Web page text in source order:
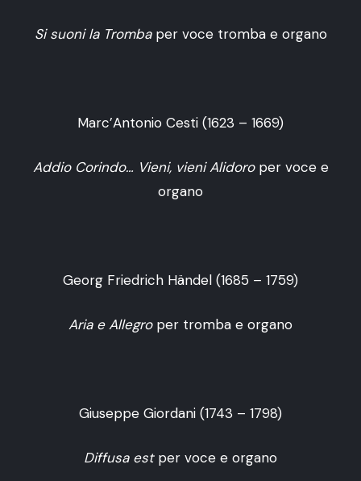
Si suoni la Trombaper voce tromba e organo
Marc’Antonio Cesti (1623 – 1669)
Addio Corindo… Vieni, vieni Alidoro per voce e
organo
Georg Friedrich Händel (1685 – 1759)
Aria e Allegro per tromba e organo
Giuseppe Giordani (1743 – 1798)
Diffusa est per voce e organo